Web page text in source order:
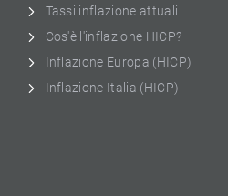
Tassi inflazione attuali
Cos'è l'inflazione HICP?
Inflazione Europa (HICP)
Inflazione Italia (HICP)